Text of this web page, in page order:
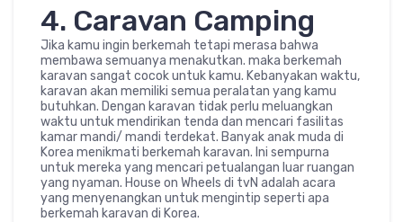
4. Caravan Camping
Jika kamu ingin berkemah tetapi merasa bahwa
membawa semuanya menakutkan. maka berkemah
karavan sangat cocok untuk kamu. Kebanyakan waktu,
karavan akan memiliki semua peralatan yang kamu
butuhkan. Dengan karavan tidak perlu meluangkan
waktu untuk mendirikan tenda dan mencari fasilitas
kamar mandi/ mandi terdekat. Banyak anak muda di
Korea menikmati berkemah karavan. Ini sempurna
untuk mereka yang mencari petualangan luar ruangan
yang nyaman. House on Wheels di tvN adalah acara
yang menyenangkan untuk mengintip seperti apa
berkemah karavan di Korea.